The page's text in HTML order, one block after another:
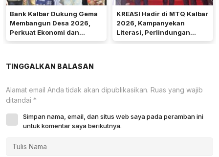
Bank Kalbar Dukung Gema
Membangun Desa 2026,
Perkuat Ekonomi dan
Kemandirian Desa di Kalbar
KREASI Hadir di MTQ Kalbar
2026, Kampanyekan
Literasi, Perlindungan
Anak, dan Wajib Belajar 13
TINGGALKAN BALASAN
Alamat email Anda tidak akan dipublikasikan. Ruas yang wajib
ditandai *
Simpan nama, email, dan situs web saya pada peramban ini
untuk komentar saya berikutnya.